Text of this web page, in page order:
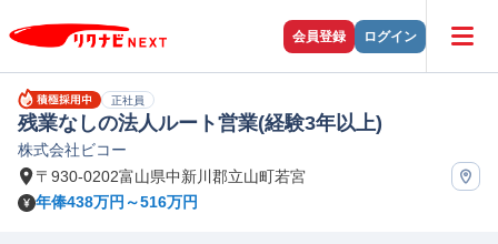
会員登録 ログイン
正社員
残業なしの法人ルート営業(経験3年以上)
株式会社ビコー
〒930-0202富山県中新川郡立山町若宮
年俸438万円～516万円